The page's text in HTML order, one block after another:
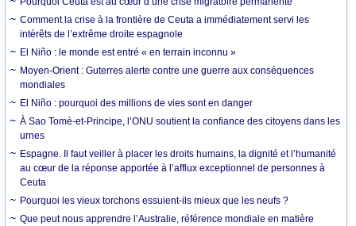
Comment la crise à la frontière de Ceuta a immédiatement servi les
intérêts de l’extrême droite espagnole
El Niño : le monde est entré « en terrain inconnu »
Moyen-Orient : Guterres alerte contre une guerre aux conséquences
mondiales
El Niño : pourquoi des millions de vies sont en danger
À Sao Tomé-et-Principe, l’ONU soutient la confiance des citoyens dans les
urnes
Espagne. Il faut veiller à placer les droits humains, la dignité et l’humanité
au cœur de la réponse apportée à l’afflux exceptionnel de personnes à
Ceuta
Pourquoi les vieux torchons essuient-ils mieux que les neufs ?
Que peut nous apprendre l’Australie, référence mondiale en matière